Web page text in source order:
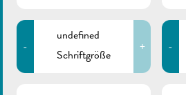
Zurück
-
undefined
Schriftgröße
+ -